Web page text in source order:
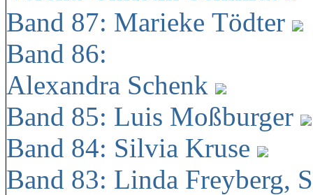
Band 87: Marieke Tödter
Band 86:
Alexandra Schenk
Band 85: Luis Moßburger
Band 84: Silvia Kruse
Band 83: Linda Freyberg,